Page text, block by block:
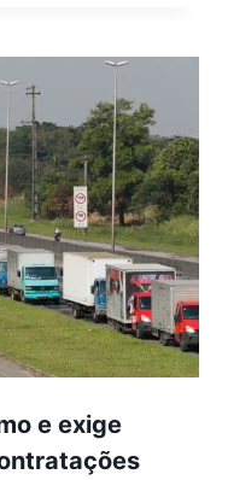
e exige